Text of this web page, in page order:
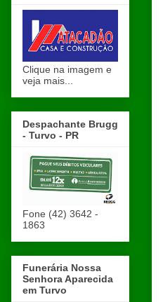
Clique na imagem e
veja mais...
Despachante Brugg
- Turvo - PR
Fone (42) 3642 -
1863
Funerária Nossa
Senhora Aparecida
em Turvo